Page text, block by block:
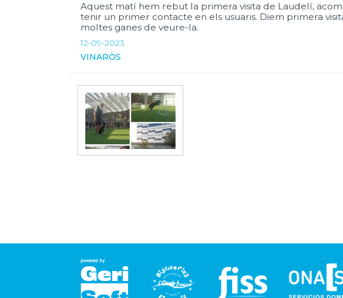
Aquest matí hem rebut la primera visita de Laudelí,
tenir un primer contacte en els usuaris. Diem primera
moltes ganes de veure-la.
12-09-2023
VINARÒS